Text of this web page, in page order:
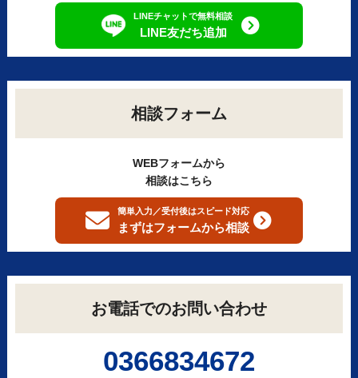
LINEチャットで無料相談
LINE友だち追加
相談フォーム
WEBフォームから
相談はこちら
簡単入力／受付後はスピード対応
まずはフォームから相談
お電話でのお問い合わせ
0366834672